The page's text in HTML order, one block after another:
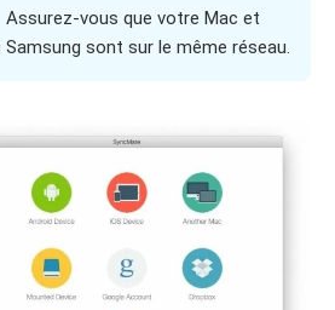
Assurez-vous que votre Mac et
Samsung sont sur le même réseau.